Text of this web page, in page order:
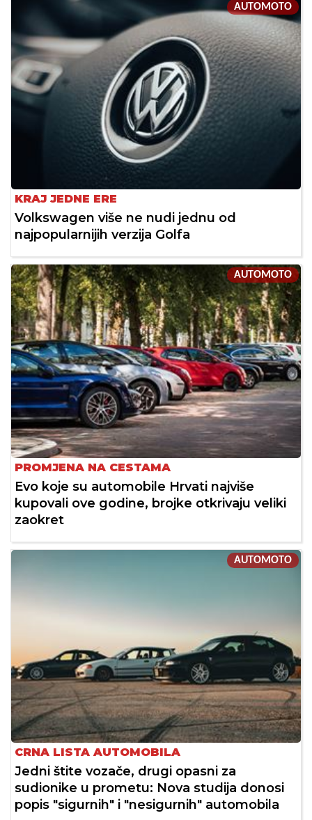
AUTOMOTO
KRAJ JEDNE ERE
Volkswagen više ne nudi jednu od
najpopularnijih verzija Golfa
AUTOMOTO
PROMJENA NA CESTAMA
Evo koje su automobile Hrvati najviše
kupovali ove godine, brojke otkrivaju veliki
zaokret
AUTOMOTO
CRNA LISTA AUTOMOBILA
Jedni štite vozače, drugi opasni za
sudionike u prometu: Nova studija donosi
popis "sigurnih" i "nesigurnih" automobila